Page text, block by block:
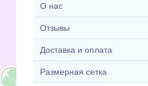
О нас
Отзывы
Доставка и оплата
Размерная сетка